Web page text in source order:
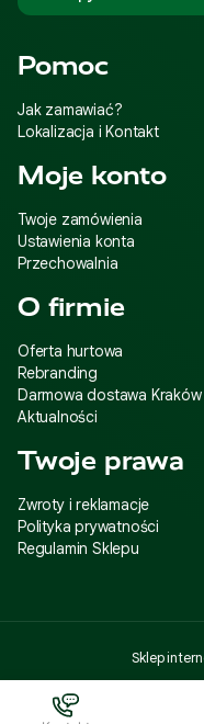
Linki w stopce
Pomoc
Jak zamawiać?
Lokalizacja i Kontakt
Moje konto
Twoje zamówienia
Ustawienia konta
Przechowalnia
O firmie
Oferta hurtowa
Rebranding
Darmowa dostawa Kraków
Aktualności
Twoje prawa
Zwroty i reklamacje
Polityka prywatności
Regulamin Sklepu
Sklep